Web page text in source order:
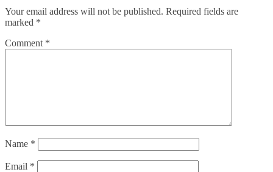
Your email address will not be published. Required fields are
marked *
Comment *
Name *
Email *